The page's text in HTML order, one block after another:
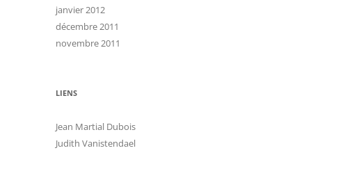
janvier 2012
décembre 2011
novembre 2011
LIENS
Jean Martial Dubois
Judith Vanistendael